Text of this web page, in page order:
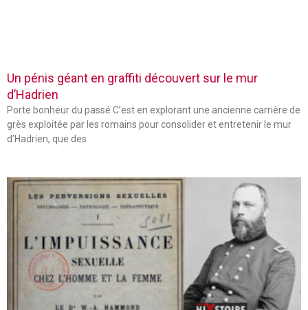
Un pénis géant en graffiti découvert sur le mur
d’Hadrien
Porte bonheur du passé C’est en explorant une ancienne carrière de
grès exploitée par les romains pour consolider et entretenir le mur
d’Hadrien, que des